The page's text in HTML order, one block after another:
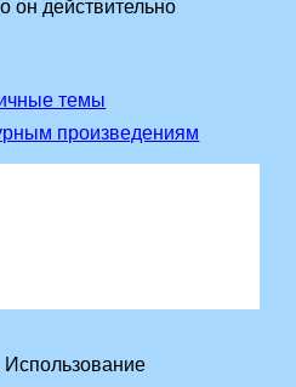
он действительно
темы
произведениям